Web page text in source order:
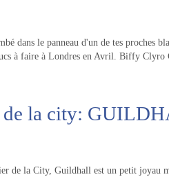
dans le panneau d'un de tes proches
à faire à Londres en Avril. Biffy Clyro
de la city:
de la City, Guildhall est un petit joyau